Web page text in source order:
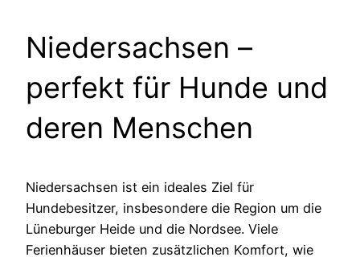
Niedersachsen –
perfekt für Hunde und
deren Menschen
Niedersachsen ist ein ideales Ziel für
Hundebesitzer, insbesondere die Region um die
Lüneburger Heide und die Nordsee. Viele
Ferienhäuser bieten zusätzlichen Komfort, wie